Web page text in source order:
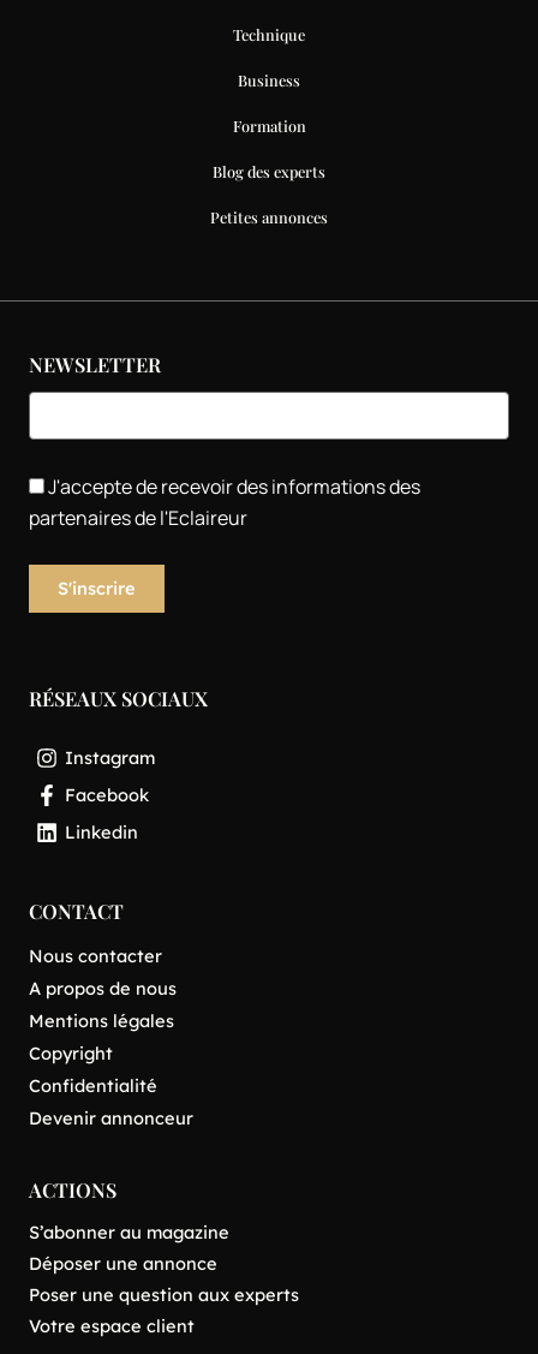
Technique
Business
Formation
Blog des experts
Petites annonces
NEWSLETTER
J'accepte de recevoir des informations des
partenaires de l'Eclaireur
RÉSEAUX SOCIAUX
Instagram
Facebook
Linkedin
CONTACT
Nous contacter
A propos de nous
Mentions légales
Copyright
Confidentialité
Devenir annonceur
ACTIONS
S’abonner au magazine
Déposer une annonce
Poser une question aux experts
Votre espace client